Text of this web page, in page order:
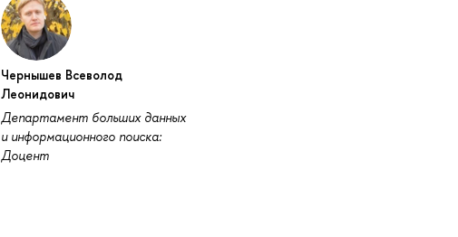
Чернышев Всеволод
Леонидович
Департамент больших данных
и информационного поиска:
Доцент